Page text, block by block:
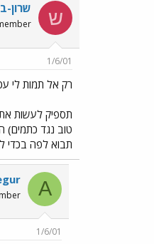
ש שרון-
1/6/01
רק אל תמות לי
תספיק לעשות
טוב נגד כתמים)
תבוא לפה בכדי
A
1/6/01